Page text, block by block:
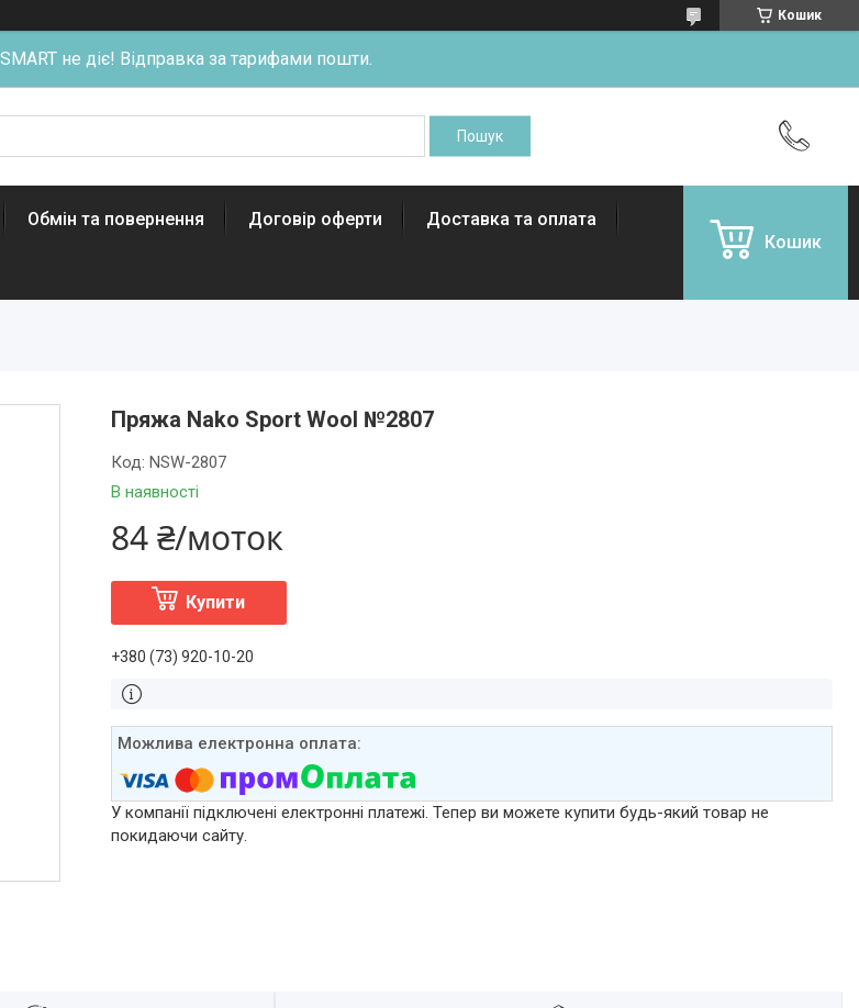
Кошик
не діє! Відправка за тарифами пошти.
Обмін та повернення Договір оферти Доставка та оплата
Кошик
Пряжа Nako Sport Wool №2807
В наявності
Код: NSW-2807
84 ₴/моток
Купити
+380 (73) 920-10-20
У компанії підключені електронні платежі. Тепер ви можете купити будь-який товар не
покидаючи сайту.